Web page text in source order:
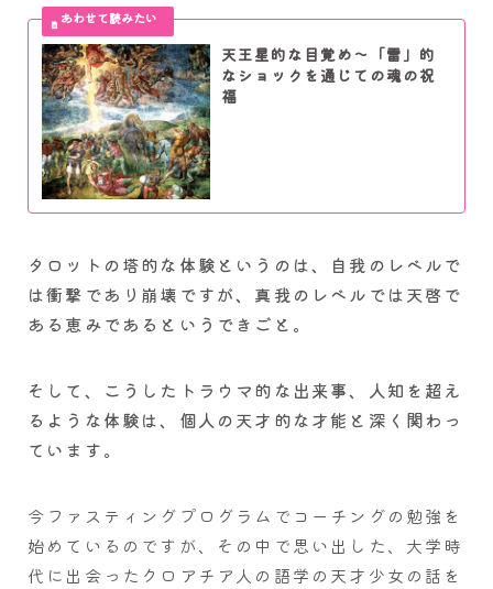
天王星的な目覚め～「雷」的
なショックを通じての魂の祝
福
タロットの塔的な体験というのは、自我のレベルで
は衝撃であり崩壊ですが、真我のレベルでは天啓で
ある恵みであるというできごと。
そして、こうしたトラウマ的な出来事、人知を超え
るような体験は、個人の天才的な才能と深く関わっ
ています。
今ファスティングプログラムでコーチングの勉強を
始めているのですが、その中で思い出した、大学時
代に出会ったクロアチア人の語学の天才少女の話を